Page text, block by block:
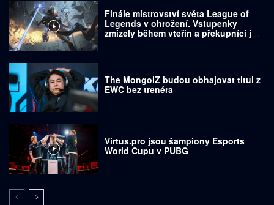
Finále mistrovství světa League of
Legends v ohrožení. Vstupenky
zmizely během vteřin a překupníci je
The MongolZ budou obhajovat titul z
EWC bez trenéra
Virtus.pro jsou šampiony Esports
World Cupu v PUBG